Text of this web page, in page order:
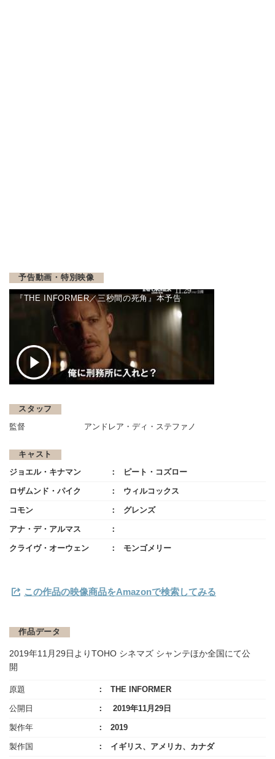
予告動画・特別映像
『THE INFORMER／三秒間の死角』本予告
スタッフ
監督 アンドレア・ディ・ステファノ
キャスト
ジョエル・キナマン ピート・コズロー
ロザムンド・パイク ウィルコックス
コモン グレンズ
アナ・デ・アルマス
クライヴ・オーウェン モンゴメリー
この作品の映像商品をAmazonで検索してみる
作品データ
2019年11月29日よりTOHO シネマズ シャンテほか全国にて公
開
原題 THE INFORMER
公開日 2019年11月29日
製作年 2019
製作国 イギリス、アメリカ、カナダ